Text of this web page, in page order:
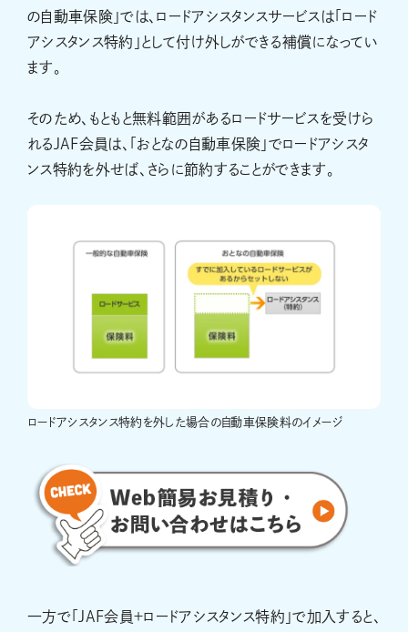
の自動車保険」では、ロードアシスタンスサービスは「ロード
アシスタンス特約」として付け外しができる補償になってい
ます。
そのため、もともと無料範囲があるロードサービスを受けら
れるJAF会員は、「おとなの自動車保険」でロードアシスタ
ンス特約を外せば、さらに節約することができます。
ロードアシスタンス特約を外した場合の自動車保険料のイメージ
一方で「JAF会員＋ロードアシスタンス特約」で加入すると、